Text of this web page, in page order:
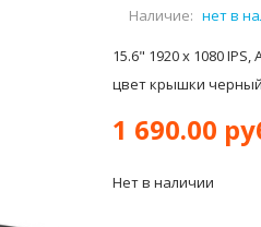
Наличие: нет в
15.6" 1920 x 1080
цвет крышки черный
1 690.00
Нет в наличии